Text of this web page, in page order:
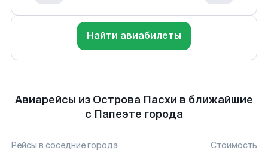
Найти авиабилеты
Авиарейсы из Острова Пасхи в ближайшие
с Папеэте города
Рейсы в соседние города Стоимость